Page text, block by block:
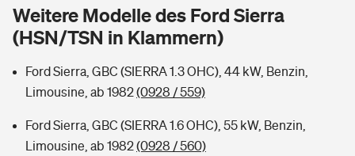
Wer versichert was: Jetzt Versicherer finden
Sie haben Fragen?
Musikinstrumentenversicherung
Zur Übersicht
Rentenrechner: Wie viel Geld bekomme ich im Alter?
Weitere Modelle des Ford Sierra
(HSN/TSN in Klammern)
Ford Sierra, GBC (SIERRA 1.3 OHC), 44 kW, Benzin,
Limousine, ab 1982(0928 / 559)
Ford Sierra, GBC (SIERRA 1.6 OHC), 55 kW, Benzin,
Limousine, ab 1982(0928 / 560)